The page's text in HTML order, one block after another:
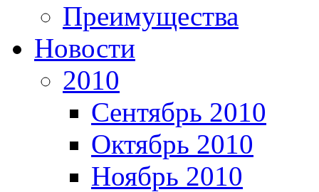
Преимущества
Новости
2010
Сентябрь 2010
Октябрь 2010
Ноябрь 2010